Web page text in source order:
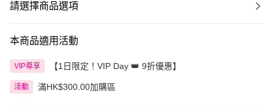
請選擇商品選項
本商品適用活動
VIP尊享 【1日限定！VIP Day 👑 9折優惠】
活動 滿HK$300.00加購區